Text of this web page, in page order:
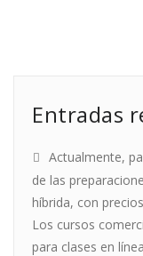
Entradas
Actualmente,
de las
híbrida, con
Los cursos
para clases en